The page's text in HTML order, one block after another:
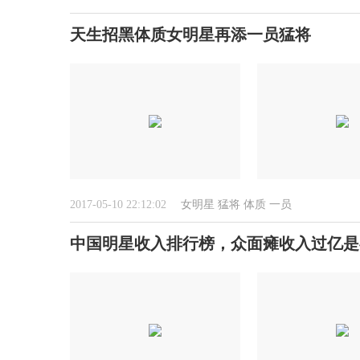
天生招黑体质女明星再添一员猛将
2017-05-10 22:12:02 女明星 猛将 体质 一员
中国明星收入排行榜，众面瘫收入过亿